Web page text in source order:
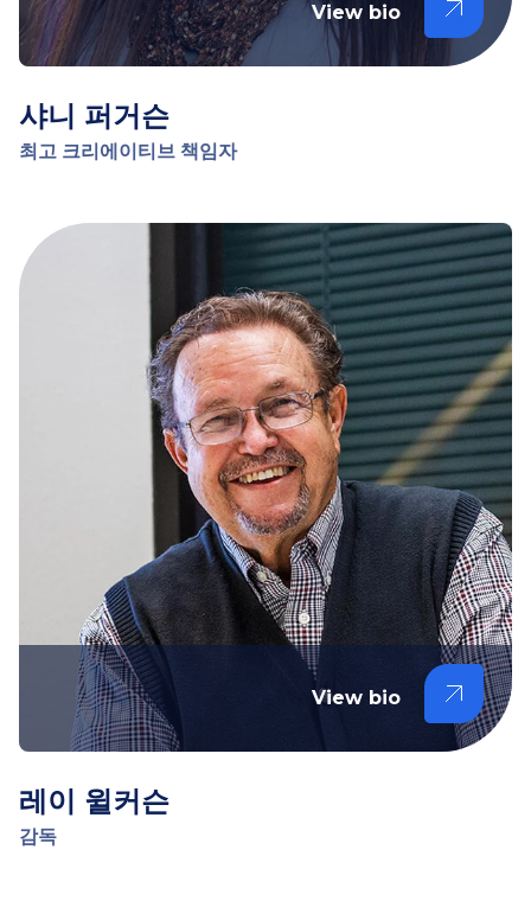
View bio
샤니 퍼거슨
최고 크리에이티브 책임자
View bio
레이 윌커슨
감독